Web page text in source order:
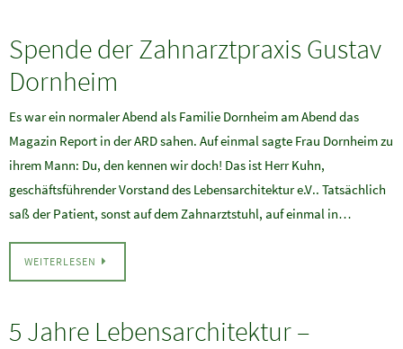
Spende der Zahnarztpraxis Gustav
Dornheim
Es war ein normaler Abend als Familie Dornheim am Abend das
Magazin Report in der ARD sahen. Auf einmal sagte Frau Dornheim zu
ihrem Mann: Du, den kennen wir doch! Das ist Herr Kuhn,
geschäftsführender Vorstand des Lebensarchitektur e.V.. Tatsächlich
saß der Patient, sonst auf dem Zahnarztstuhl, auf einmal in…
WEITERLESEN
5 Jahre Lebensarchitektur –